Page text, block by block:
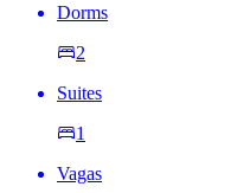
Dorms
2
Suites
1
Vagas